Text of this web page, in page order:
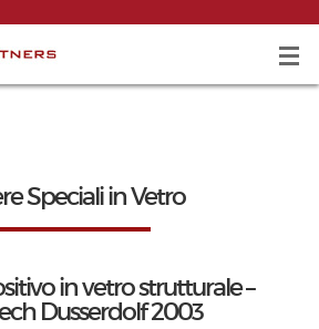
Speciali in Vetro
in vetro strutturale –
Dusserdolf 2003